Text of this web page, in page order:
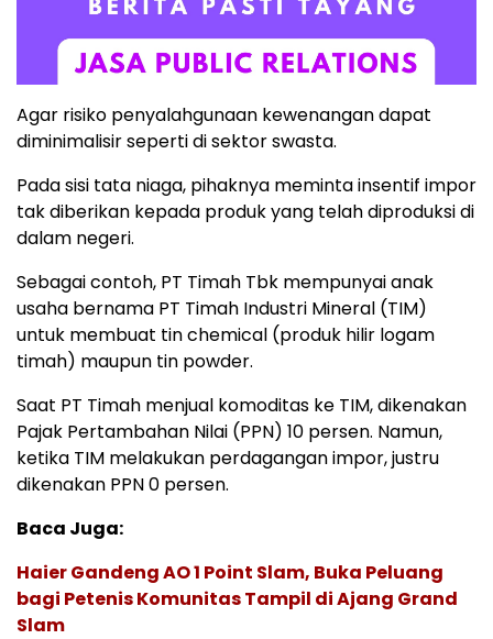
Agar risiko penyalahgunaan kewenangan dapat
diminimalisir seperti di sektor swasta.
Pada sisi tata niaga, pihaknya meminta insentif impor
tak diberikan kepada produk yang telah diproduksi di
dalam negeri.
Sebagai contoh, PT Timah Tbk mempunyai anak
usaha bernama PT Timah Industri Mineral (TIM)
untuk membuat tin chemical (produk hilir logam
timah) maupun tin powder.
Saat PT Timah menjual komoditas ke TIM, dikenakan
Pajak Pertambahan Nilai (PPN) 10 persen. Namun,
ketika TIM melakukan perdagangan impor, justru
dikenakan PPN 0 persen.
Baca Juga:
Haier Gandeng AO 1 Point Slam, Buka Peluang
bagi Petenis Komunitas Tampil di Ajang Grand
Slam